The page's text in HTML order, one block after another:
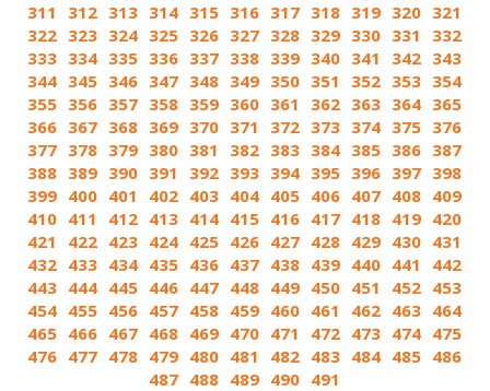
311
312 313 314 315 316 317 318 319 320 321
322 323 324 325 326 327 328 329 330 331
332
333 334 335 336 337 338 339 340 341 342 343
344 345 346 347 348 349 350 351 352 353 354
355 356 357 358 359 360 361 362 363 364 365
366 367 368 369 370 371 372 373 374 375 376
377 378 379 380 381 382 383 384 385 386 387
388 389 390 391 392 393 394 395 396 397 398
399 400 401 402 403 404 405 406 407 408 409
410 411 412 413 414 415 416 417 418 419 420
421
422 423 424 425 426 427 428 429 430 431
432 433 434 435 436 437 438 439 440 441
442
443 444 445 446 447 448 449 450 451 452 453
454 455 456 457 458 459 460 461 462 463 464
465 466 467 468 469 470 471 472 473 474 475
476 477 478 479 480 481 482 483 484 485 486
487 488 489 490 491